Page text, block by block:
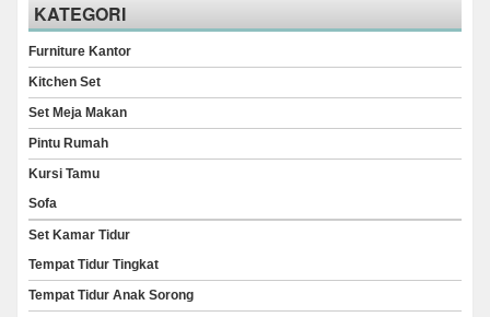
KATEGORI
Furniture Kantor
Kitchen Set
Set Meja Makan
Pintu Rumah
Kursi Tamu
Sofa
Set Kamar Tidur
Tempat Tidur Tingkat
Tempat Tidur Anak Sorong